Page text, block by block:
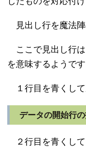
見出し行を魔法陣
ここで見出し行
を意味するようです
１行目を青くして
データの開始行
２行目を青くし